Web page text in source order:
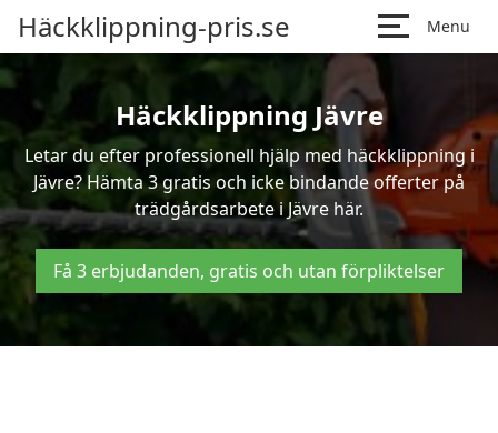
Häckklippning-pris.se Menu
Häckklippning Jävre
Letar du efter professionell hjälp med häckklippning i
Jävre? Hämta 3 gratis och icke bindande offerter på
trädgårdsarbete i Jävre här.
Få 3 erbjudanden, gratis och utan förpliktelser